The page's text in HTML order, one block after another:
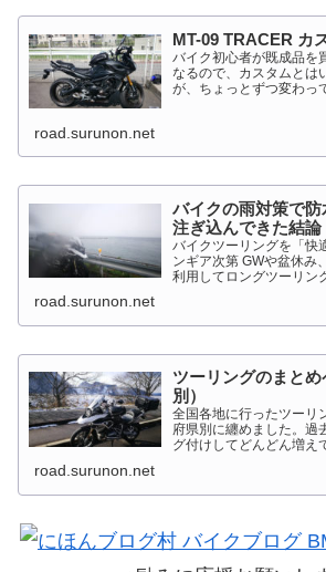
MT-09 TRACER カ
バイク初心者が既成品を
なるので、カスタムとは
が、ちょっとずつ変わっ
road.surunon.net
バイクの雨対策で
注ぎ込んできた結論
バイクツーリングを「快
ンギア次第 GWや盆休み
利用してロングツーリン
り雨ならまだしも1日２
あります。「そんな...
road.surunon.net
ツーリングのまと
別）
全国各地に行ったツーリ
府県別に纏めました。過
グ付けしてどんどん増え
した。 分類ってなかな
島とか北陸とか、石川...
road.surunon.net